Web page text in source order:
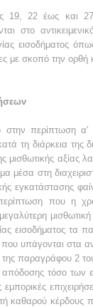
22 έως και 27
στο
εισοδήματος
με σκοπό την
στην περίπτωση α'
τη διάρκεια της
μισθωτικής αξίας
μέσα στη
εγκατάστασης
που η
εισοδήματος τα
που υπάγονται στα
της παραγράφου 2
τόσο των
εμπορικές
καθαρού